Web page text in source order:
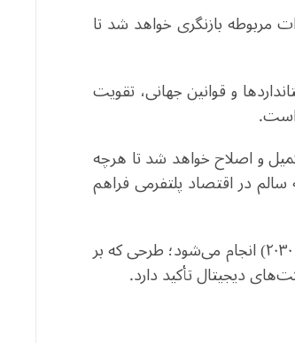
مربوطه بازنگری خواهد شد تا
و قوانین جهانی، تقویت
است.
و اصلاح خواهد شد تا هرچه
در اقتصاد پلتفرمی فراهم
این اقدام در چارچوب اهداف کلان طرح کلی پانزدهمین برنامه پنج‌ساله چین (۲۰۲۶ تا ۲۰۳۰) انجام می‌شود؛ طرحی که بر
دیجیتال تأکید دارد.